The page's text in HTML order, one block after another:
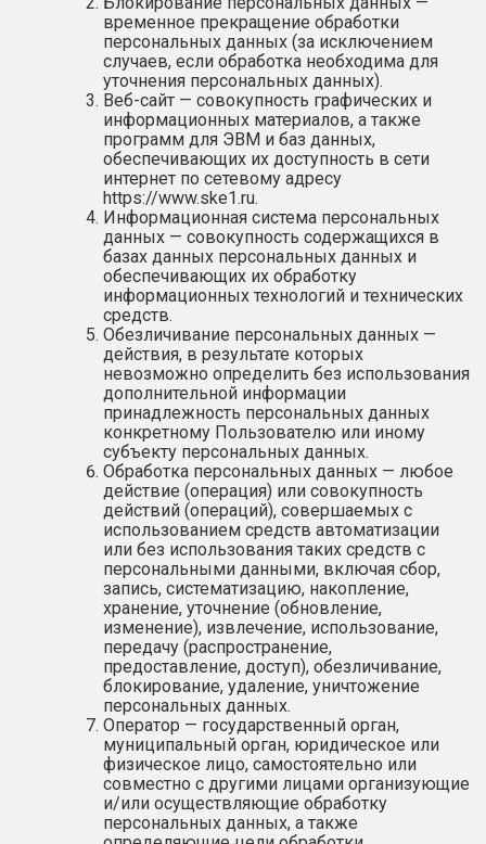
временное прекращение обработки
персональных данных (за исключением
случаев, если обработка необходима для
уточнения персональных данных).
Веб-сайт — совокупность графических и
информационных материалов, а также
программ для ЭВМ и баз данных,
обеспечивающих их доступность в сети
интернет по сетевому адресу
https://www.ske1.ru.
Информационная система персональных
данных — совокупность содержащихся в
базах данных персональных данных и
обеспечивающих их обработку
информационных технологий и технических
средств.
Обезличивание персональных данных —
действия, в результате которых
невозможно определить без использования
дополнительной информации
принадлежность персональных данных
конкретному Пользователю или иному
субъекту персональных данных.
Обработка персональных данных — любое
действие (операция) или совокупность
действий (операций), совершаемых с
использованием средств автоматизации
или без использования таких средств с
персональными данными, включая сбор,
запись, систематизацию, накопление,
хранение, уточнение (обновление,
изменение), извлечение, использование,
передачу (распространение,
предоставление, доступ), обезличивание,
блокирование, удаление, уничтожение
персональных данных.
Оператор — государственный орган,
муниципальный орган, юридическое или
физическое лицо, самостоятельно или
совместно с другими лицами организующие
и/или осуществляющие обработку
персональных данных, а также